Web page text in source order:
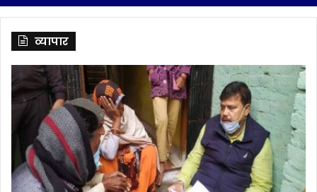
व्यापार